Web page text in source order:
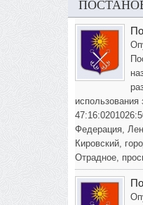
Федерация,
Кировский,
Отрадное,